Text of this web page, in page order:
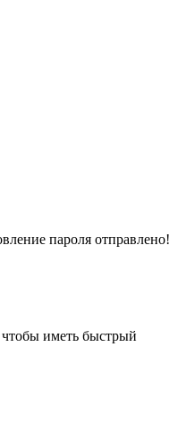
пароля отправлено!
иметь быстрый